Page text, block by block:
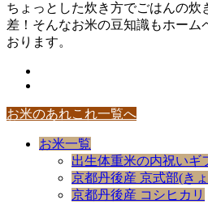
ちょっとした炊き方でごはんの炊
差！そんなお米の豆知識もホーム
おります。
お米のあれこれ一覧へ
お米一覧
出生体重米の内祝いギ
京都丹後産 京式部(き
京都丹後産 コシヒカリ